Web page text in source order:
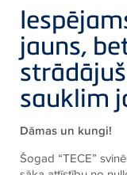
jauns,
sauklim
Dāmas un kungi!
Šogad “TECE”